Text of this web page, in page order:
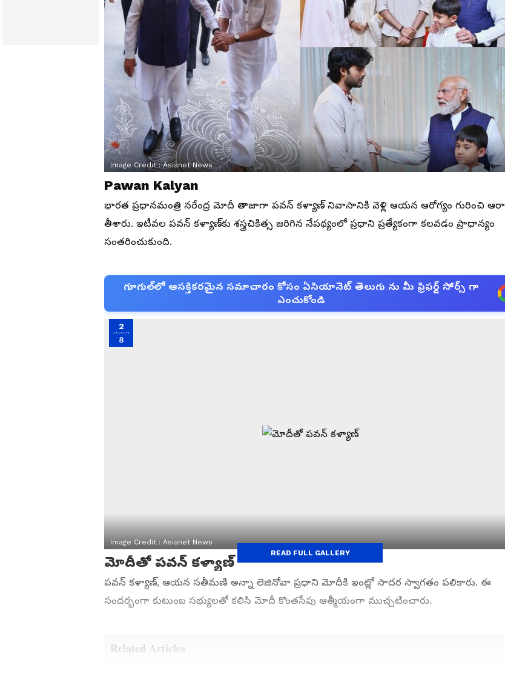
Image Credit :Asianet News
Pawan Kalyan
భారత ప్రధానమంత్రి నరేంద్ర మోదీ తాజాగా పవన్ కళ్యాణ్ నివాసానికి వెళ్లి ఆయన ఆరోగ్యం గురించి ఆరా
తీశారు. ఇటీవల పవన్ కళ్యాణ్‌కు శస్త్రచికిత్స జరిగిన నేపథ్యంలో ప్రధాని ప్రత్యేకంగా కలవడం ప్రాధాన్యం
సంతరించుకుంది.
గూగుల్‌లో ఆసక్తికరమైన సమాచారం కోసం ఏసియానెట్ తెలుగు ను మీ ఫ్రిఫర్డ్ సోర్స్ గా
ఎంచుకోండి
2
8
Image Credit : Asianet News
మోదీతో పవన్ కళ్యాణ్
పవన్ కళ్యాణ్, ఆయన సతీమణి అన్నా లెజినోవా ప్రధాని మోదీకి ఇంట్లో సాదర స్వాగతం పలికారు. ఈ
సందర్భంగా కుటుంబ సభ్యులతో కలిసి మోదీ కొంతసేపు ఆత్మీయంగా ముచ్చటించారు.
Related Articles
READ FULL GALLERY